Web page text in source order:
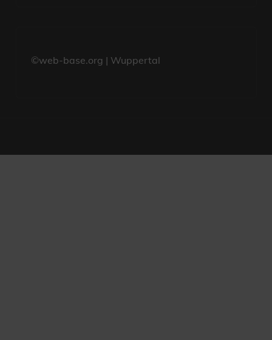
©web-base.org | Wuppertal